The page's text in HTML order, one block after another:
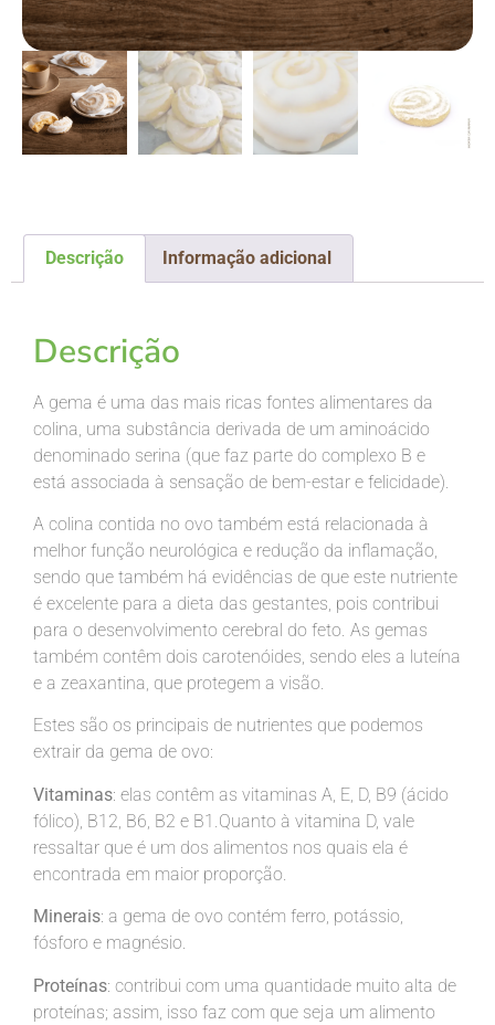
Descrição Informação adicional
Descrição
A gema é uma das mais ricas fontes alimentares da
colina, uma substância derivada de um aminoácido
denominado serina (que faz parte do complexo B e
está associada à sensação de bem-estar e felicidade).
A colina contida no ovo também está relacionada à
melhor função neurológica e redução da inflamação,
sendo que também há evidências de que este nutriente
é excelente para a dieta das gestantes, pois contribui
para o desenvolvimento cerebral do feto. As gemas
também contêm dois carotenóides, sendo eles a luteína
e a zeaxantina, que protegem a visão.
Estes são os principais de nutrientes que podemos
extrair da gema de ovo:
Vitaminas: elas contêm as vitaminas A, E, D, B9 (ácido
fólico), B12, B6, B2 e B1.Quanto à vitamina D, vale
ressaltar que é um dos alimentos nos quais ela é
encontrada em maior proporção.
Minerais: a gema de ovo contém ferro, potássio,
fósforo e magnésio.
Proteínas: contribui com uma quantidade muito alta de
proteínas; assim, isso faz com que seja um alimento